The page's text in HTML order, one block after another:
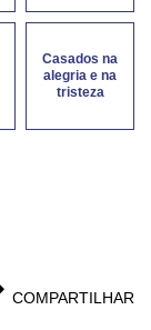
Casados na
alegria e na
tristeza
COMPARTILHAR